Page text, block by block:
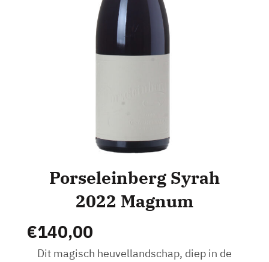
Porseleinberg Syrah
2022 Magnum
€140,00
Dit magisch heuvellandschap, diep in de